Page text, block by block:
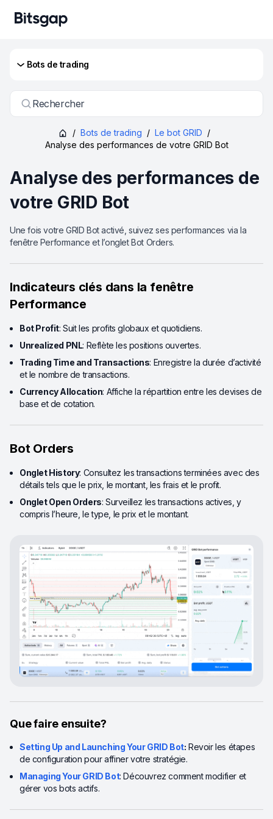
Bots de trading
Rechercher
/ Bots de trading / Le bot GRID /
Analyse des performances de votre GRID Bot
Analyse des performances de
votre GRID Bot
Une fois votre GRID Bot activé, suivez ses performances via la
fenêtre Performance et l’onglet Bot Orders.
Indicateurs clés dans la fenêtre
Performance
Bot Profit: Suit les profits globaux et quotidiens.
Unrealized PNL: Reflète les positions ouvertes.
Trading Time and Transactions: Enregistre la durée d’activité
et le nombre de transactions.
Currency Allocation: Affiche la répartition entre les devises de
base et de cotation.
Bot Orders
Onglet History: Consultez les transactions terminées avec des
détails tels que le prix, le montant, les frais et le profit.
Onglet Open Orders: Surveillez les transactions actives, y
compris l’heure, le type, le prix et le montant.
Que faire ensuite?
Setting Up and Launching Your GRID Bot: Revoir les étapes
de configuration pour affiner votre stratégie.
Managing Your GRID Bot: Découvrez comment modifier et
gérer vos bots actifs.